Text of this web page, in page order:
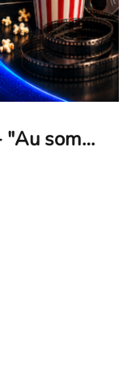
Intouchables - "Au sommet du sex appeal", "L'amour de ma vie", "Quelle femme", "La reine de France" : malgré son rôle secondaire, Audrey Fleurot éblouit les twittos